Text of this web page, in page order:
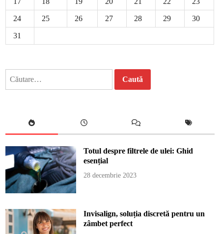
24 25 26 27 28 29 30
31
Totul despre filtrele de ulei: Ghid
esențial
28 decembrie 2023
Invisalign, soluția discretă pentru un
zâmbet perfect